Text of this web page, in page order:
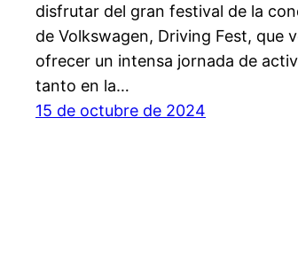
disfrutar del gran festival de la
de Volkswagen, Driving Fest, que
ofrecer un intensa jornada de
tanto en la…
15 de octubre de 2024